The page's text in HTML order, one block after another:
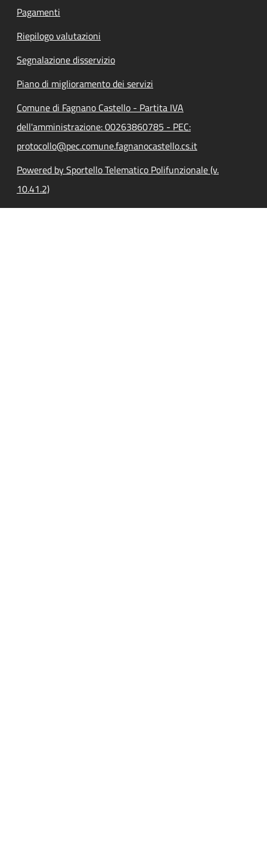
Pagamenti
Riepilogo valutazioni
Segnalazione disservizio
Piano di miglioramento dei servizi
Comune di Fagnano Castello - Partita IVA
dell'amministrazione: 00263860785 - PEC:
protocollo@pec.comune.fagnanocastello.cs.it
Powered by Sportello Telematico Polifunzionale (v.
10.41.2)